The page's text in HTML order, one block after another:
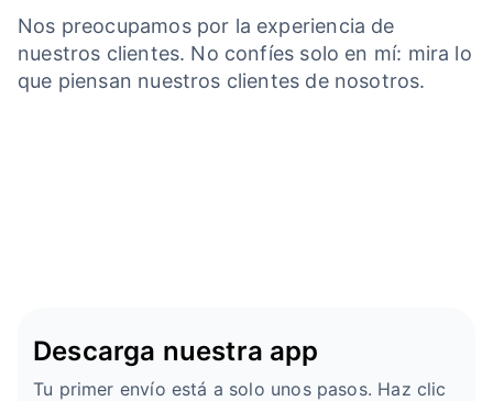
Nos preocupamos por la experiencia de
nuestros clientes. No confíes solo en mí: mira lo
que piensan nuestros clientes de nosotros.
Descarga nuestra app
Tu primer envío está a solo unos pasos. Haz clic